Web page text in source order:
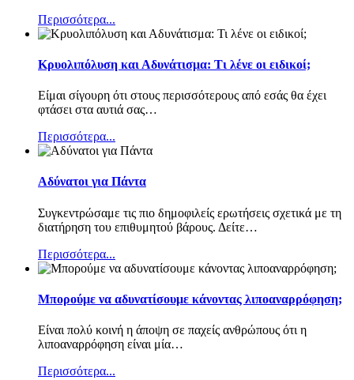
Περισσότερα...
Κρυολιπόλυση και Αδυνάτισμα: Τι λένε οι ειδικοί;
Είμαι σίγουρη ότι στους περισσότερους από εσάς θα έχει
φτάσει στα αυτιά σας…
Περισσότερα...
Αδύνατοι για Πάντα
Συγκεντρώσαμε τις πιο δημοφιλείς ερωτήσεις σχετικά με τη
διατήρηση του επιθυμητού βάρους. Δείτε…
Περισσότερα...
Μπορούμε να αδυνατίσουμε κάνοντας λιποαναρρόφηση;
Είναι πολύ κοινή η άποψη σε παχείς ανθρώπους ότι η
λιποαναρρόφηση είναι μία…
Περισσότερα...